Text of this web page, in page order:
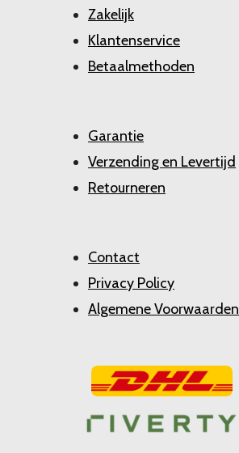
Zakelijk
Klantenservice
Betaalmethoden
Garantie
Verzending en Levertijd
Retourneren
Contact
Privacy Policy
Algemene Voorwaarden